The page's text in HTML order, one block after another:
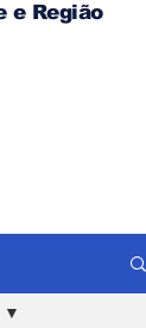
e Região